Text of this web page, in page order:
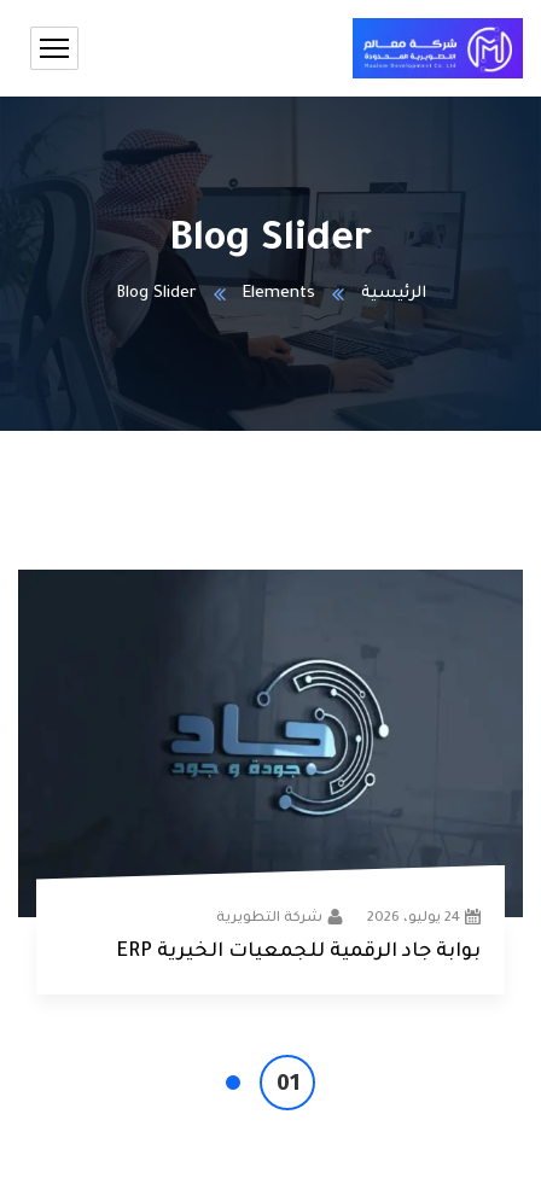
Blog Slider
الرئيسية Elements
Blog Slider
24 يوليو، 2026 شركة التطويرية
بوابة جاد الرقمية للجمعيات الخيرية ERP